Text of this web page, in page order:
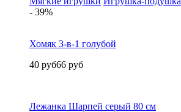
- 39%
Хомяк 3-в-1 голубой
40 руб66 руб
Лежанка Шарпей серый 80 см